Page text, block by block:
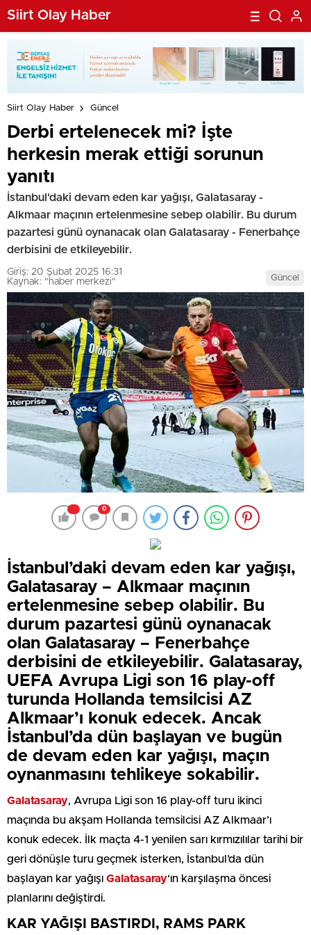
Siirt Olay Haber
Siirt Olay Haber Güncel
Derbi ertelenecek mi? İşte
herkesin merak ettiği sorunun
yanıtı
İstanbul'daki devam eden kar yağışı, Galatasaray -
Alkmaar maçının ertelenmesine sebep olabilir. Bu durum
pazartesi günü oynanacak olan Galatasaray - Fenerbahçe
derbisini de etkileyebilir.
Giriş: 20 Şubat 2025 16:31
Kaynak: "haber merkezi"
Güncel
0
İstanbul’daki devam eden kar yağışı,
Galatasaray – Alkmaar maçının
ertelenmesine sebep olabilir. Bu
durum pazartesi günü oynanacak
olan Galatasaray – Fenerbahçe
derbisini de etkileyebilir. Galatasaray,
UEFA Avrupa Ligi son 16 play-off
turunda Hollanda temsilcisi AZ
Alkmaar’ı konuk edecek. Ancak
İstanbul’da dün başlayan ve bugün
de devam eden kar yağışı, maçın
oynanmasını tehlikeye sokabilir.
Galatasaray, Avrupa Ligi son 16 play-off turu ikinci
maçında bu akşam Hollanda temsilcisi AZ Alkmaar’ı
konuk edecek. İlk maçta 4-1 yenilen sarı kırmızılılar tarihi bir
geri dönüşle turu geçmek isterken, İstanbul’da dün
başlayan kar yağışı Galatasaray‘ın karşılaşma öncesi
planlarını değiştirdi.
KAR YAĞIŞI BASTIRDI, RAMS PARK